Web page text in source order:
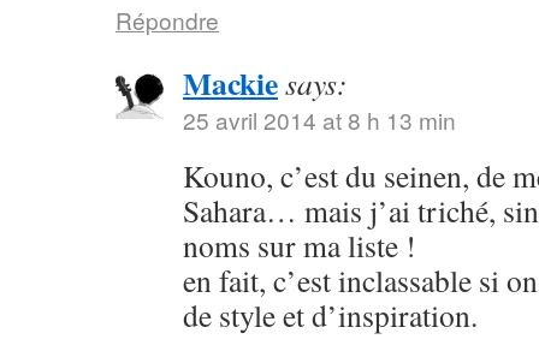
Répondre
Mackiesays:
25 avril 2014 at 8 h 13 min
Kouno, c’est du seinen, de
Sahara… mais j’ai triché,
noms sur ma liste !
en fait, c’est inclassable si
de style et d’inspiration.